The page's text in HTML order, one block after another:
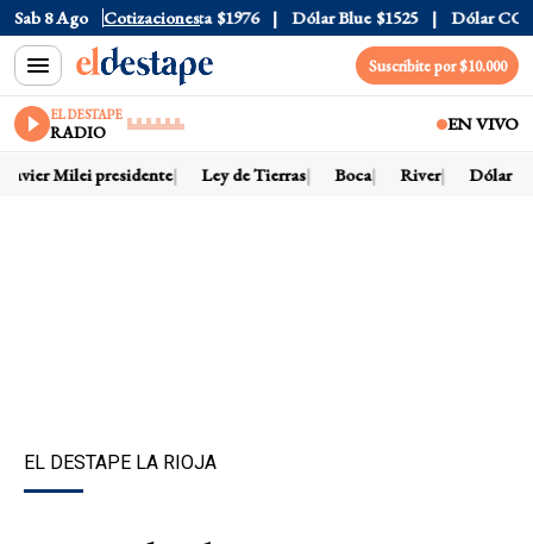
Sab 8 Ago Cotizaciones
Dólar Tarjeta $1976 Dólar Blue $1525 Dólar CCL
Suscribite por $10.000
EL DESTAPE
RADIO EN VIVO
Milei presidente Ley de Tierras Boca River Dólar hoy
EL DESTAPE LA RIOJA